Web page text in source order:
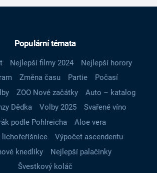
Populární témata
Nejlepší filmy 2024
Nejlepší horory
Změna času Partie
Počasí
ZOO Nové začátky
Auto – katalog
Dědka
Volby 2025
Svařené víno
podle Pohlreicha
Aloe vera
lichořeřišnice
Výpočet ascendentu
knedlíky
Nejlepší palačinky
Švestkový koláč